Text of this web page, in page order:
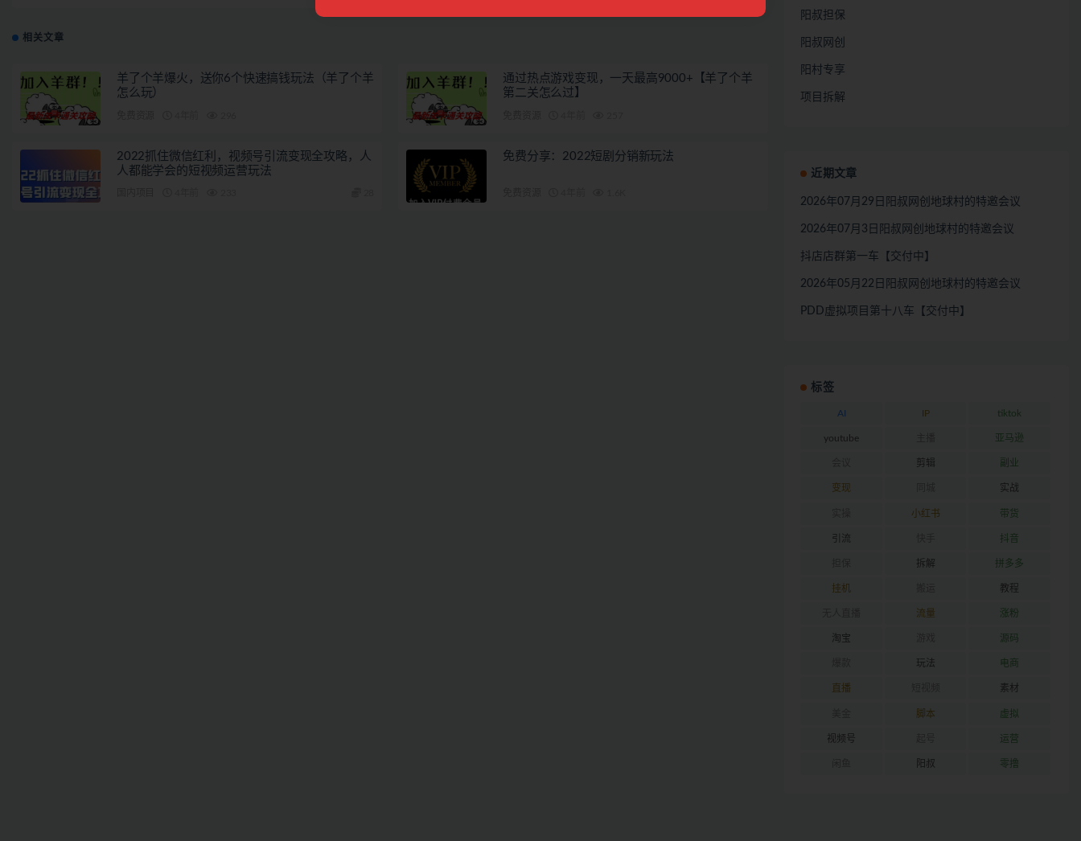
相关文章
羊了个羊爆火，送你6个快速搞钱玩法（羊了个羊
怎么玩）
通过热点游戏变现，一天最高9000+【羊了个羊
第二关怎么过】
2022抓住微信红利，视频号引流变现全攻略，人
人都能学会的短视频运营玩法
免费分享：2022短剧分销新玩法
阳叔担保
阳叔网创
阳村专享
项目拆解
近期文章
2026年07月29日阳叔网创地球村的特邀会议
2026年07月3日阳叔网创地球村的特邀会议
抖店店群第一车【交付中】
2026年05月22日阳叔网创地球村的特邀会议
PDD虚拟项目第十八车【交付中】
标签
AI IP tiktok
youtube 亚马逊
剪辑 副业
变现 实战
小红书 带货
引流 抖音
拆解 拼多多
挂机 教程
流量 涨粉
淘宝 源码
玩法 电商
直播 素材
脚本 虚拟
视频号 运营
阳叔 零撸